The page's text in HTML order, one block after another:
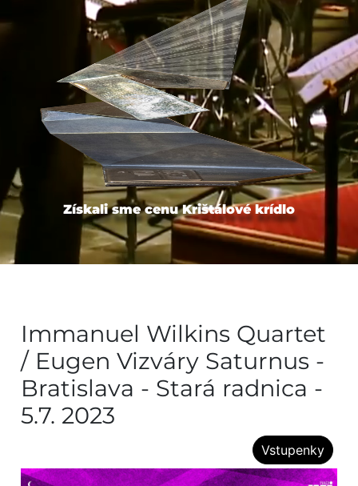
Získali sme cenu Krištálové krídlo
Immanuel Wilkins Quartet
/ Eugen Vizváry Saturnus -
Bratislava - Stará radnica -
5.7. 2023
Vstupenky